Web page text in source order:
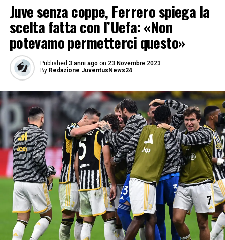
Juve senza coppe, Ferrero spiega la
scelta fatta con l’Uefa: «Non
potevamo permetterci questo»
Published 3 anni ago on 23 Novembre 2023
By Redazione JuventusNews24